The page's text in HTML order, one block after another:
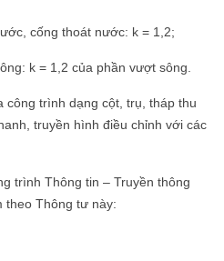
cống thoát nước: k = 1,2;
k = 1,2 của phần vượt sông.
trình dạng cột, trụ, tháp thu
truyền hình điều chỉnh với các
trình Thông tin – Truyền thông
theo Thông tư này: